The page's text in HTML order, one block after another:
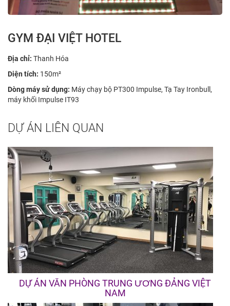
GYM ĐẠI VIỆT HOTEL
Địa chỉ: Thanh Hóa
Diện tích: 150m²
Dòng máy sử dụng: Máy chạy bộ PT300 Impulse, Tạ Tay Ironbull,
máy khối Impulse IT93
DỰ ÁN LIÊN QUAN
DỰ ÁN VĂN PHÒNG TRUNG ƯƠNG ĐẢNG VIỆT
NAM